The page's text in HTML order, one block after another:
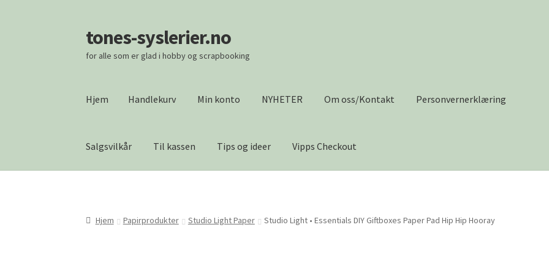
Hopp
til
navigasjon
Hopp
til
innhold
tones-syslerier.no
for alle som er glad i hobby og scrapbooking
Hjem Handlekurv Min konto NYHETER Om oss/Kontakt Personvernerklæring
Salgsvilkår Til kassen Tips og ideer Vipps Checkout
Vipps Checkout
Hjem Papirprodukter Studio Light Paper Studio Light • Essentials DIY Giftboxes Paper Pad Hip Hip Hooray